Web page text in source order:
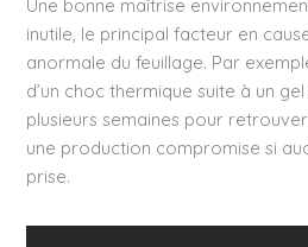
Une bonne maîtrise
inutile, le principal facteur en
anormale du feuillage. Par
d’un choc thermique suite à un
plusieurs semaines pour
une production compromise si
prise.